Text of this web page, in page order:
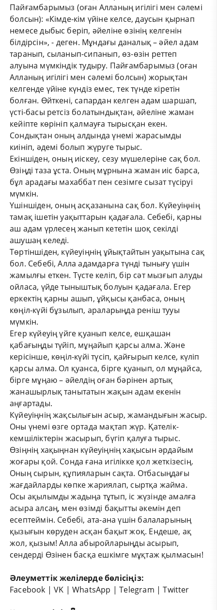
Пайғамбарымыз (оған Алланың игілігі мен сәлемі
болсын): «Кімде-кім үйіне келсе, даусын қырнап
немесе дыбыс беріп, әйеліне өзінің келгенін
білдірсін», - деген. Мұндағы даналық – әйел адам
таранып, сыланып-сипанып, өз-өзін реттеп
алуына мүмкіндік тудыру. Пайғамбарымыз (оған
Алланың игілігі мен сәлемі болсын) жорықтан
келгенде үйіне күндіз емес, тек түнде кіретін
болған. Өйткені, сапардан келген адам шаршап,
үсті-басы ретсіз болатындықтан, әйеліне жаман
кейіпте көрініп қалмауға тырысқан екен.
Сондықтан оның алдында үнемі жарасымды
киініп, әдемі болып жүруге тырыс.
Екіншіден, оның иіскеу, сезу мүшелеріне сақ бол.
Өзіңді таза ұста. Оның мұрнына жаман иіс барса,
бұл арадағы махаббат пен сезімге сызат түсіруі
мүмкін.
Үшіншіден, оның асқазанына сақ бол. Күйеуіңнің
тамақ ішетін уақыттарын қадағала. Себебі, қарны
аш адам үрлесең жанып кететін шоқ секілді
ашушаң келеді.
Төртіншіден, күйеуіңнің ұйықтайтын уақытына сақ
бол. Себебі, Алла адамдарға түнді тынығу үшін
жамылғы еткен. Түсте келіп, бір сәт мызғып алуды
ойласа, үйде тыныштық болуын қадағала. Егер
еркектің қарны ашып, ұйқысы қанбаса, оның
көңіл-күйі бұзылып, араларыңда реніш тууы
мүмкін.
Егер күйеуің үйге қуанып келсе, ешқашан
қабағыңды түйіп, мұңайып қарсы алма. Және
керісінше, көңіл-күйі түсіп, қайғырып келсе, күліп
қарсы алма. Ол қуанса, бірге қуанып, ол мұңайса,
бірге мұңаю – әйелдің оған бәрінен артық
жанашырлық танытатын жақын адам екенін
аңғартады.
Күйеуіңнің жақсылығын асыр, жамандығын жасыр.
Оны үнемі өзге ортада мақтап жүр. Қателік-
кемшіліктерін жасырып, бүгіп қалуға тырыс.
Өзіңнің хақыңнан күйеуіңнің хақысын әрдайым
жоғары қой. Сонда ғана игілікке қол жеткізесің.
Оның сырын, құпияларын сақта. Отбасыңдағы
жағдайларды көпке жариялап, сыртқа жайма.
Осы ақылымды жадыңа тұтып, іс жүзінде амалға
асыра алсаң, мен өзімді бақытты әкемін деп
есептеймін. Себебі, ата-ана үшін балаларының
қызығын көруден асқан бақыт жоқ. Ендеше, ақ
жол, қызым! Алла абыройларыңды асырып,
сендерді Өзінен басқа ешкімге мұқтаж қылмасын!
Әлеуметтік желілерде бөлісіңіз:
Facebook |VK |WhatsApp |Telegram |Twitter